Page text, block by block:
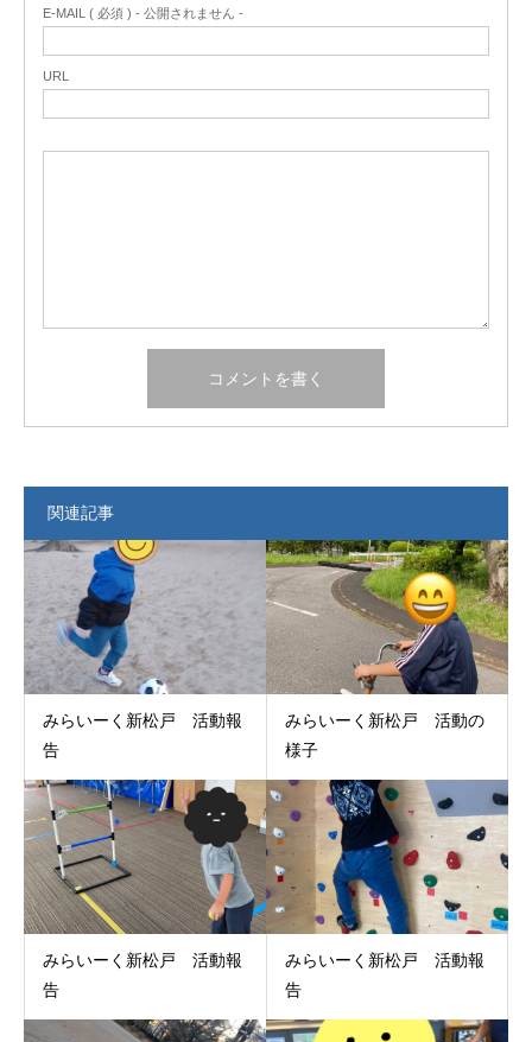
E-MAIL ( 必須 ) - 公開されません -
URL
関連記事
みらいーく新松戸 活動報
告
みらいーく新松戸 活動の
様子
みらいーく新松戸 活動報
告
みらいーく新松戸 活動報
告